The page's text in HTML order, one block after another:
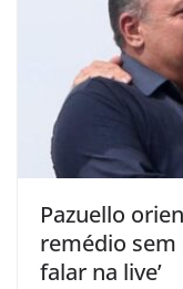
Pazuello
remédio sem
falar na live’